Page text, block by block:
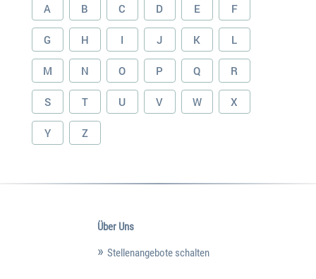
A B C D E F
G H I J K L
M N O P Q R
S T U V W X
Y Z
Über Uns
Stellenangebote schalten